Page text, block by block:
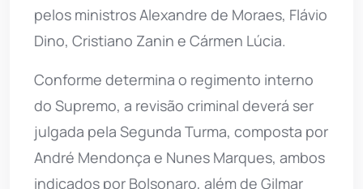
pelos ministros Alexandre de Moraes, Flávio
Dino, Cristiano Zanin e Cármen Lúcia.
Conforme determina o regimento interno
do Supremo, a revisão criminal deverá ser
julgada pela Segunda Turma, composta por
André Mendonça e Nunes Marques, ambos
indicados por Bolsonaro, além de Gilmar